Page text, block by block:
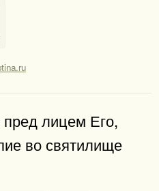
лицем Его,
во святилище